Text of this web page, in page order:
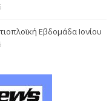
Εβδομάδα Ιονίου